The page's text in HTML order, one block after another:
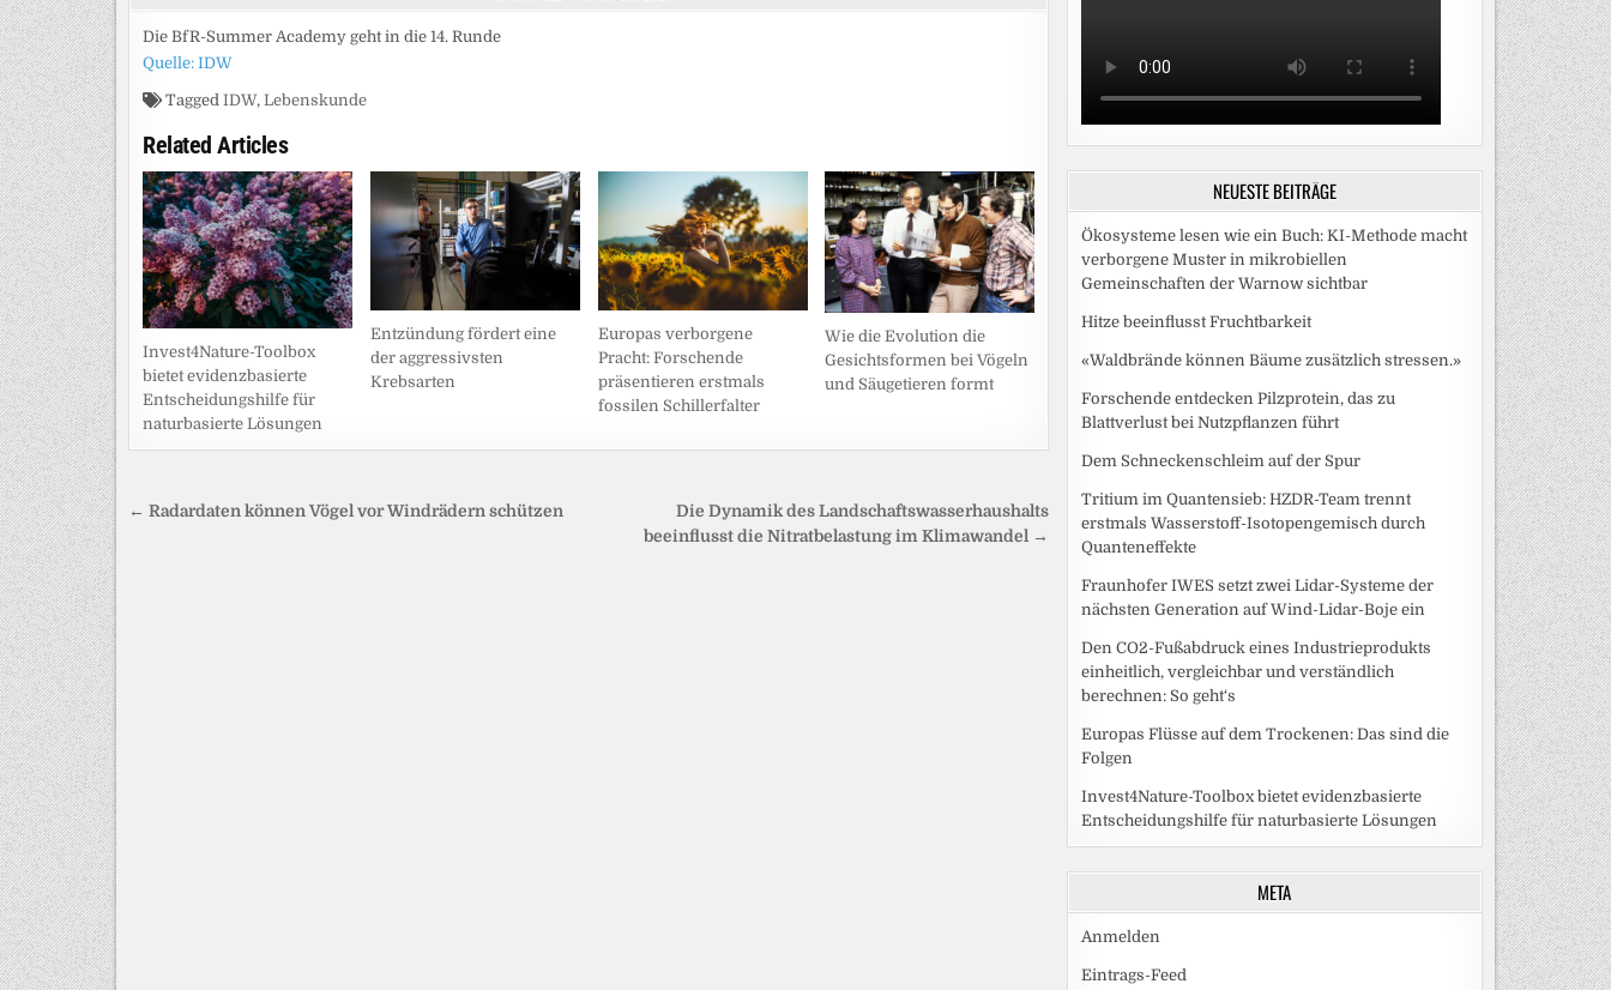
Die BfR-Summer Academy geht in die 14. Runde
Quelle: IDW
Tagged IDW, Lebenskunde
Related Articles
Invest4Nature-Toolbox
bietet evidenzbasierte
Entscheidungshilfe für
naturbasierte Lösungen
Entzündung fördert eine
der aggressivsten
Krebsarten
Europas verborgene
Pracht: Forschende
präsentieren erstmals
fossilen Schillerfalter
Wie die Evolution die
Gesichtsformen bei Vögeln
und Säugetieren formt
Beitragsnavigation
Die Dynamik des Landschaftswasserhaushalts
beeinflusst die Nitratbelastung im Klimawandel →
← Radardaten können Vögel vor Windrädern schützen
NEUESTE BEITRÄGE
Ökosysteme lesen wie ein Buch: KI-Methode macht
verborgene Muster in mikrobiellen
Gemeinschaften der Warnow sichtbar
Hitze beeinflusst Fruchtbarkeit
«Waldbrände können Bäume zusätzlich stressen.»
Forschende entdecken Pilzprotein, das zu
Blattverlust bei Nutzpflanzen führt
Dem Schneckenschleim auf der Spur
Tritium im Quantensieb: HZDR-Team trennt
erstmals Wasserstoff-Isotopengemisch durch
Quanteneffekte
Fraunhofer IWES setzt zwei Lidar-Systeme der
nächsten Generation auf Wind-Lidar-Boje ein
Den CO2-Fußabdruck eines Industrieprodukts
einheitlich, vergleichbar und verständlich
berechnen: So geht‘s
Europas Flüsse auf dem Trockenen: Das sind die
Folgen
Invest4Nature-Toolbox bietet evidenzbasierte
Entscheidungshilfe für naturbasierte Lösungen
META
Anmelden
Eintrags-Feed